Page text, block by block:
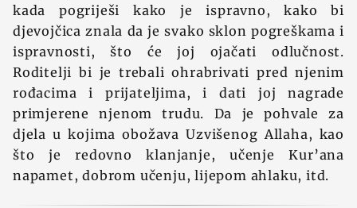
kada pogriješi kako je ispravno, kako bi
djevojčica znala da je svako sklon pogreškama i
ispravnosti, što će joj ojačati odlučnost.
Roditelji bi je trebali ohrabrivati pred njenim
rođacima i prijateljima, i dati joj nagrade
primjerene njenom trudu. Da je pohvale za
djela u kojima obožava Uzvišenog Allaha, kao
što je redovno klanjanje, učenje Kur’ana
napamet, dobrom učenju, lijepom ahlaku, itd.